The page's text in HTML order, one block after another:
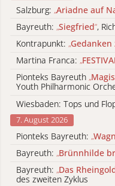
Salzburg: „Ariadne auf
Bayreuth: „Siegfried“,
Kontrapunkt: „Gedanken
Martina Franca: „
Pionteks Bayreuth „
Youth Philharmonic
Wiesbaden: Tops und
7. August 2026
Pionteks Bayreuth: „
Bayreuth: „Brünnhilde
Bayreuth: „Das
des zweiten Zyklus